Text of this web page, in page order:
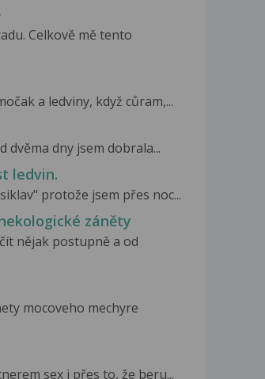
Celkově mě tento
a ledviny, když cůram,...
dvěma dny jsem dobrala...
ledvin.
protože jsem přes noc...
záněty
nějak postupně a od
mocoveho mechyre
sex i přes to, že beru...